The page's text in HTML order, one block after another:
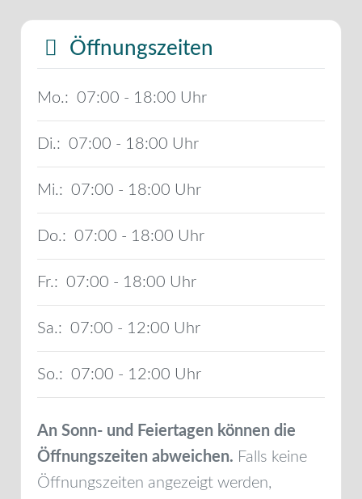
Öffnungszeiten
Mo.: 07:00 - 18:00
Di.: 07:00 - 18:00
Mi.: 07:00 - 18:00
Do.: 07:00 - 18:00
Fr.: 07:00 - 18:00
Sa.: 07:00 - 12:00
So.: 07:00 - 12:00
An Sonn- und Feiertagen können die
Öffnungszeiten abweichen. Falls keine
Öffnungszeiten angezeigt werden,